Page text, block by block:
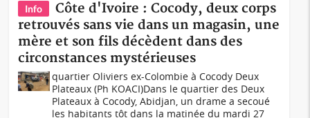
Info
Côte d'Ivoire : Cocody, deux corps
retrouvés sans vie dans un magasin, une
mère et son fils décèdent dans des
circonstances mystérieuses
quartier Oliviers ex-Colombie à Cocody Deux
Plateaux (Ph KOACI)Dans le quartier des Deux
Plateaux à Cocody, Abidjan, un drame a secoué
les habitants tôt dans la matinée du mardi 27